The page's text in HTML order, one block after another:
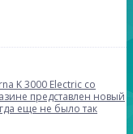
K 3000 Electric со
представлен новый
еще не было так